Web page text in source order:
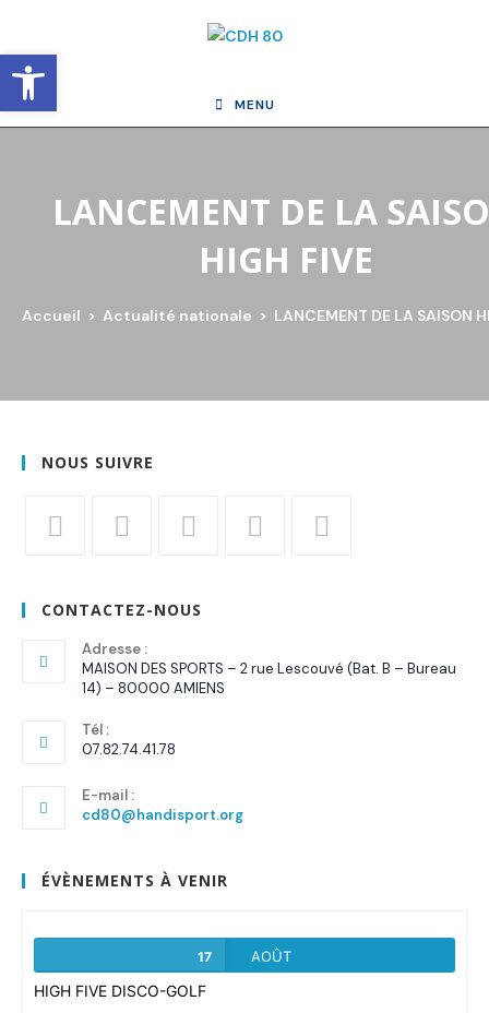
content
MENU
LANCEMENT DE LA
HIGH FIVE
Accueil > Actualité nationale > LANCEMENT DE LA SAISON
NOUS SUIVRE
un
un
nouvel
onglet
un
onglet
onglet
onglet
CONTACTEZ-NOUS
Adresse :
MAISON DES SPORTS – 2 rue Lescouvé (Bat. B – Bureau
14) – 80000 AMIENS
Tél :
07.82.74.41.78
E-mail :
cd80@handisport.orgS’ouvre
ÉVÈNEMENTS À VENIR
17 AOÛT
HIGH FIVE DISCO-GOLF
Ouvrir la barre d’outils